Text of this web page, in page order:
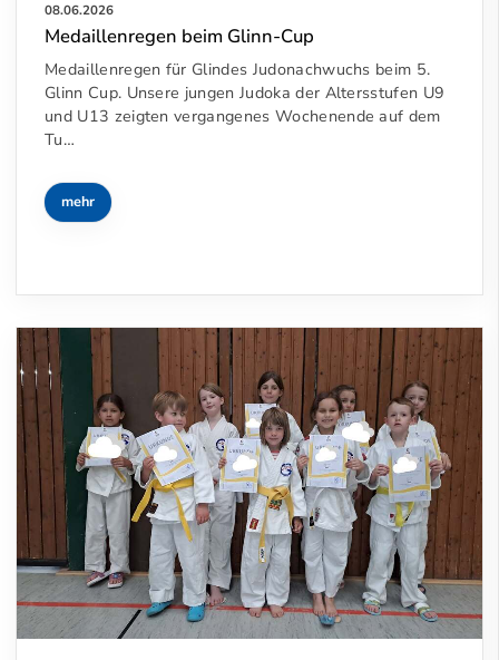
08.06.2026
Medaillenregen beim Glinn-Cup
Medaillenregen für Glindes Judonachwuchs beim 5.
Glinn Cup. Unsere jungen Judoka der Altersstufen U9
und U13 zeigten vergangenes Wochenende auf dem
Tu…
mehr